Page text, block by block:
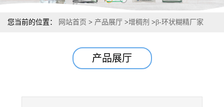
您当前的位置： 网站首页 > 产品展厅 >增稠剂 >β-环状糊精厂家
产品展厅